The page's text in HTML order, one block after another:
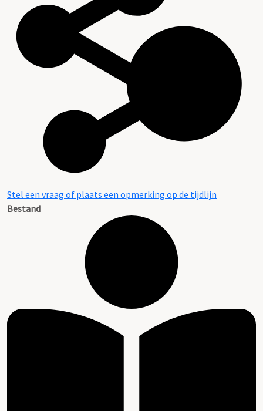
Stel een vraag of plaats een opmerking op de tijdlijn
Bestand